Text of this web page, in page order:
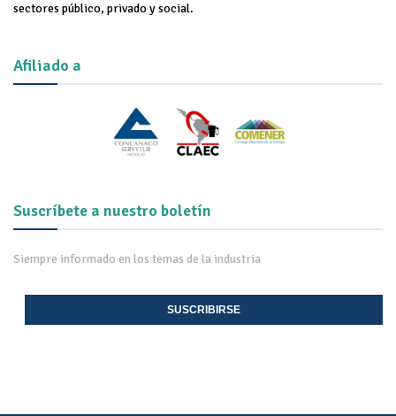
sectores público, privado y social.
Afiliado a
Suscríbete a nuestro boletín
Siempre informado en los temas de la industria
SUSCRIBIRSE